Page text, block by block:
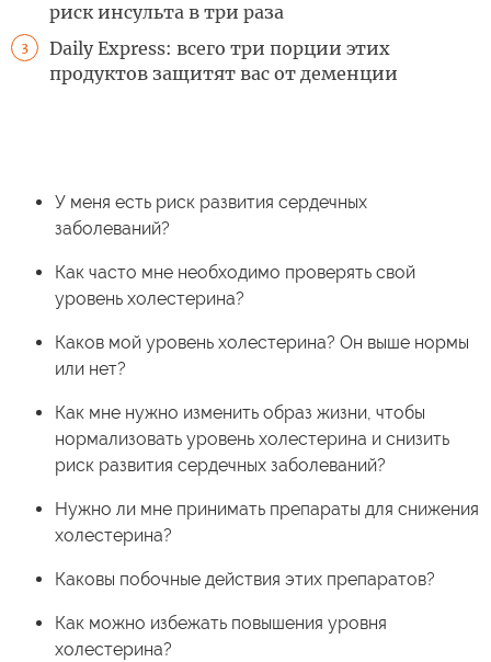
риск инсульта в три раза
3
Daily Express: всего три порции этих
продуктов защитят вас от деменции
У меня есть риск развития сердечных
заболеваний?
Как часто мне необходимо проверять свой
уровень холестерина?
Каков мой уровень холестерина? Он выше нормы
или нет?
Как мне нужно изменить образ жизни, чтобы
нормализовать уровень холестерина и снизить
риск развития сердечных заболеваний?
Нужно ли мне принимать препараты для снижения
холестерина?
Каковы побочные действия этих препаратов?
Как можно избежать повышения уровня
холестерина?